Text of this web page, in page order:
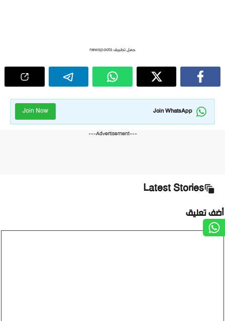
حمل تطبيق newspoots
Join WhatsApp
Join Now
---Advertisement---
Latest Stories
تعليق